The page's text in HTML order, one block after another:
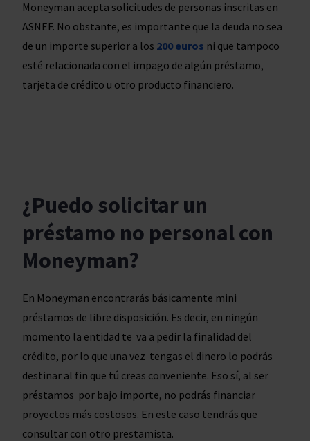
Moneyman acepta solicitudes de personas inscritas en
ASNEF. No obstante, es importante que la deuda no sea
de un importe superior a los 200 euros ni que tampoco
esté relacionada con el impago de algún préstamo,
tarjeta de crédito u otro producto financiero.
En Moneyman encontrarás básicamente mini
préstamos de libre disposición. Es decir, en ningún
momento la entidad te va a pedir la finalidad del
crédito, por lo que una vez tengas el dinero lo podrás
destinar al fin que tú creas conveniente. Eso sí, al ser
préstamos por bajo importe, no podrás financiar
proyectos más costosos. En este caso tendrás que
consultar con otro prestamista.
¿Puedo solicitar un
préstamo no personal con
Moneyman?